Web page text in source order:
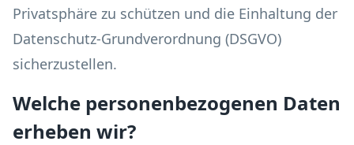
Privatsphäre zu schützen und die Einhaltung der
Datenschutz-Grundverordnung (DSGVO)
sicherzustellen.
Welche personenbezogenen Daten
erheben wir?